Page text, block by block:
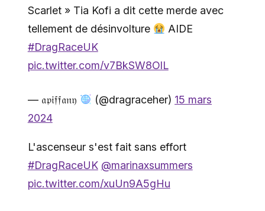
Scarlet » Tia Kofi a dit cette merde avec
tellement de désinvolture
AIDE
#DragRaceUK
pic.twitter.com/v7BkSW8OlL
— 𝔞𝔭𝔦𝔣𝔣𝔞𝔫𝔶 (@dragraceher) 15 mars
2024
L'ascenseur s'est fait sans effort
#DragRaceUK @marinaxsummers
pic.twitter.com/xuUn9A5gHu